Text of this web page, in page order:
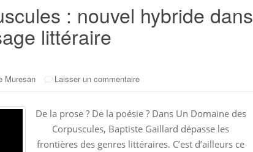
: nouvel hybride dans
littéraire
Muresan Laisser un commentaire
De la prose ? De la poésie ? Dans Un Domaine des
Corpuscules, Baptiste Gaillard dépasse les
frontières des genres littéraires. C’est d’ailleurs ce